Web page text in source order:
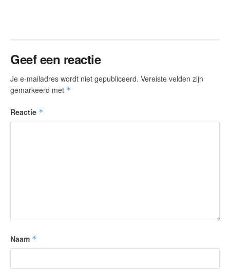
Geef een reactie
Je e-mailadres wordt niet gepubliceerd. Vereiste velden zijn
gemarkeerd met *
Reactie *
Naam *